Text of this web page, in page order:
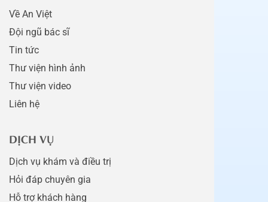
Về An Việt
Đội ngũ bác sĩ
Tin tức
Thư viện hình ảnh
Thư viện video
Liên hệ
DỊCH VỤ
Dịch vụ khám và điều trị
Hỏi đáp chuyên gia
Hỗ trợ khách hàng